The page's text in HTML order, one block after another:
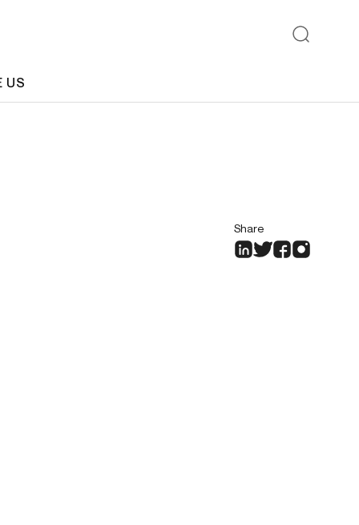
US
Share